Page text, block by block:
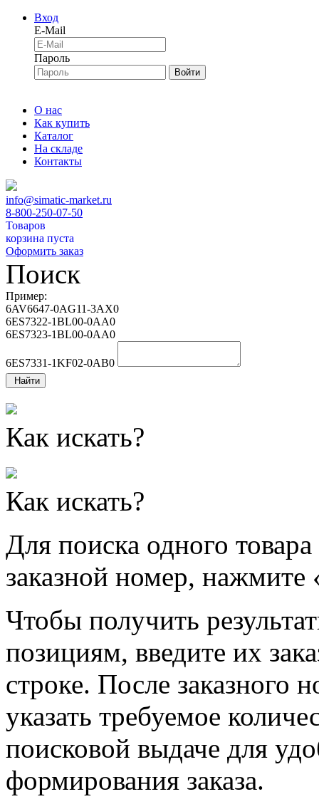
Вход
E-Mail
Пароль
Войти
О нас
Как купить
Каталог
На складе
Контакты
info@simatic-market.ru
8-800-250-07-50
Товаров
корзина пуста
Оформить заказ
Поиск
Пример:
6AV6647-0AG11-3AX0
6ES7322-1BL00-0AA0
6ES7323-1BL00-0AA0
6ES7331-1KF02-0AB0
Найти
Как искать?
Как искать?
Для поиска одного
заказной номер, нажмите
Чтобы получить
позициям, введите их
строке. После заказного
указать требуемое
поисковой выдаче для
формирования заказа.